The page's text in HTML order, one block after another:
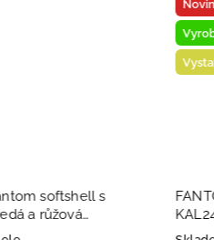
FANTOM kalhoty zimní slim střih
KAL2403 tmavě šedé 2023